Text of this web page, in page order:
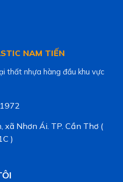
NAM TIẾN
thất nhựa hàng đầu khu vực
xã Nhơn Ái. TP. Cần Thơ (
)